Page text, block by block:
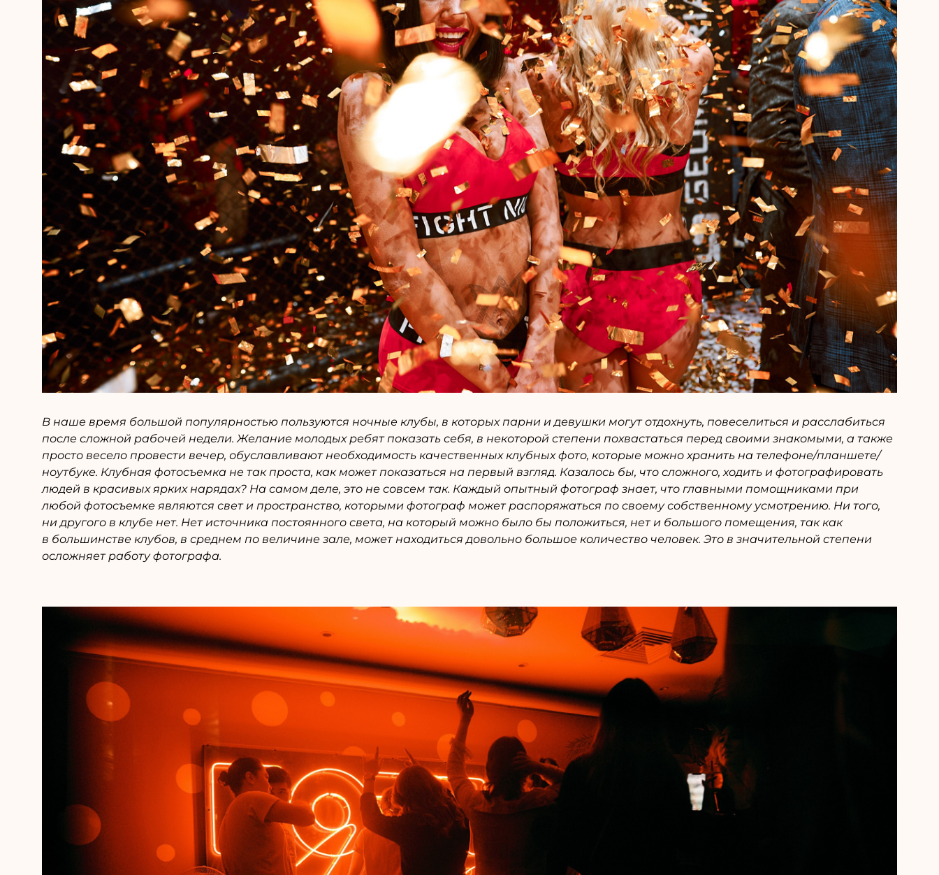
В наше время большой популярностью пользуются ночные клубы, в которых парни и девушки могут отдохнуть, повеселиться и расслабиться
после сложной рабочей недели. Желание молодых ребят показать себя, в некоторой степени похвастаться перед своими знакомыми, а также
просто весело провести вечер, обуславливают необходимость качественных клубных фото, которые можно хранить на телефоне/планшете/
ноутбуке. Клубная фотосъемка не так проста, как может показаться на первый взгляд. Казалось бы, что сложного, ходить и фотографировать
людей в красивых ярких нарядах? На самом деле, это не совсем так. Каждый опытный фотограф знает, что главными помощниками при
любой фотосъемке являются свет и пространство, которыми фотограф может распоряжаться по своему собственному усмотрению. Ни того,
ни другого в клубе нет. Нет источника постоянного света, на который можно было бы положиться, нет и большого помещения, так как
в большинстве клубов, в среднем по величине зале, может находиться довольно большое количество человек. Это в значительной степени
осложняет работу фотографа.